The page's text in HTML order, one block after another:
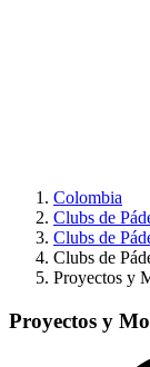
Colombia
Clubs de
Clubs de
Clubs de
Proyectos y
Proyectos y